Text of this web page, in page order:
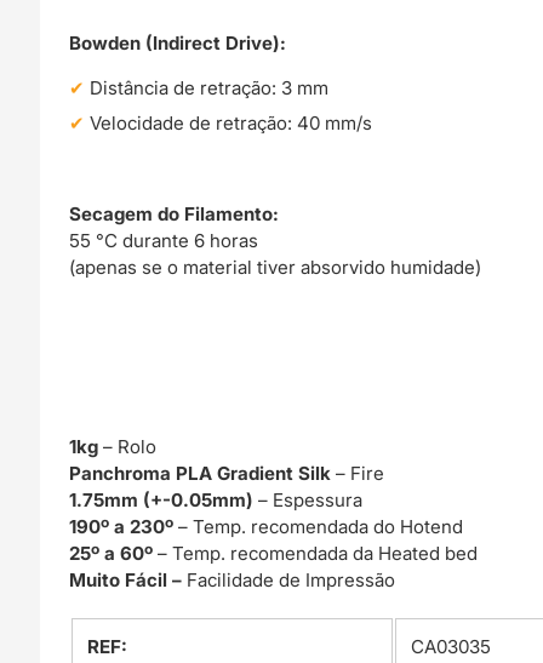
Bowden (Indirect Drive):
Distância de retração: 3 mm
Velocidade de retração: 40 mm/s
Secagem do Filamento:
55 °C durante 6 horas
(apenas se o material tiver absorvido humidade)
1kg – Rolo
Panchroma PLA Gradient Silk– Fire
1.75mm (+-0.05mm)– Espessura
190º a 230º– Temp. recomendada do Hotend
25º a 60º– Temp. recomendada da Heated bed
Muito Fácil – Facilidade de Impressão
REF: CA03035